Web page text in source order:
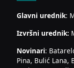
Glavni urednik:
Izvršni urednik:
Novinari:
Pina, Bulić Lana,